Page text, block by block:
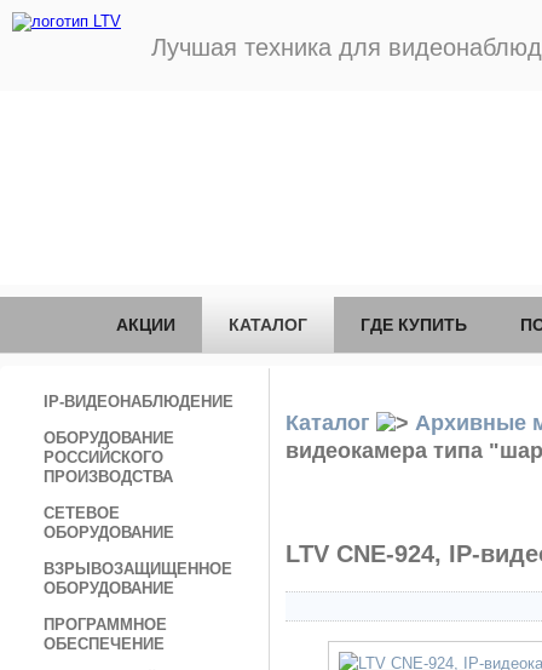
Лучшая техника для
АКЦИИ КАТАЛОГ ГДЕ КУПИТЬ
IP-ВИДЕОНАБЛЮДЕНИЕ
ОБОРУДОВАНИЕ
РОССИЙСКОГО
ПРОИЗВОДСТВА
СЕТЕВОЕ
ОБОРУДОВАНИЕ
ВЗРЫВОЗАЩИЩЕННОЕ
ОБОРУДОВАНИЕ
ПРОГРАММНОЕ
ОБЕСПЕЧЕНИЕ
Каталог
Архивные
видеокамера типа
LTV CNE-924, IP-